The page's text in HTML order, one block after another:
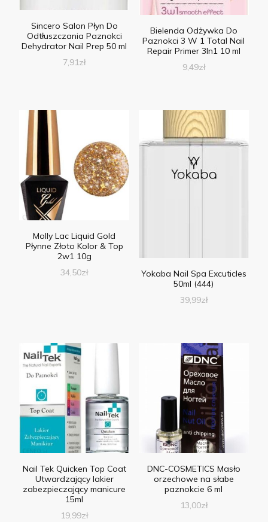
Sincero Salon Płyn Do
Odtłuszczania Paznokci
Dehydrator Nail Prep 50 ml
7,91zł
Bielenda Odżywka Do
Paznokci 3 W 1 Total Nail
Repair Primer 3In1 10 ml
9,49zł
Molly Lac Liquid Gold
Płynne Złoto Kolor & Top
2w1 10g
34,50zł
Yokaba Nail Spa Excuticles
50ml (444)
39,99zł
Nail Tek Quicken Top Coat
Utwardzający lakier
zabezpieczający manicure
15ml
19,99zł
DNC-COSMETICS Masło
orzechowe na słabe
paznokcie 6 ml
13,00zł